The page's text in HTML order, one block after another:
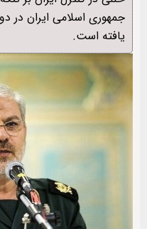
جمهوری اسلامی ایران در
یافته است.